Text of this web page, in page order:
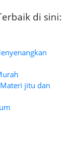
di sini:
jitu dan